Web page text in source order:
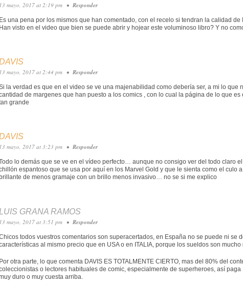
13 mayo, 2017 at 2:19 pm • Responder
Es una pena por los mismos que han comentado, con el recelo si tendran la calidad de
Han visto en el video que bien se puede abrir y hojear este voluminoso libro? Y no
13 mayo, 2017 at 2:44 pm • Responder
la verdad es que en el video se ve una majenabilidad como debería ser, a mi lo que
de margenes que han puesto a los comics , con lo cual la página de lo que
grande
13 mayo, 2017 at 3:23 pm • Responder
lo demás que se ve en el vídeo perfecto… aunque no consigo ver del todo claro
espantoso que se usa por aquí en los Marvel Gold y que le sienta como el culo
brillante de menos gramaje con un brillo menos invasivo… no se si me explico
LUIS GRANA RAMOS
13 mayo, 2017 at 3:51 pm • Responder
todos vuestros comentarios son superacertados, en España no se puede ni se
al mismo precio que en USA o en ITALIA, porque los sueldos son mucho
Por otra parte, lo que comenta DAVIS ES TOTALMENTE CIERTO, mas del 80% del
o lectores habituales de comic, especialmente de superheroes, así
duro o muy cuesta arriba.